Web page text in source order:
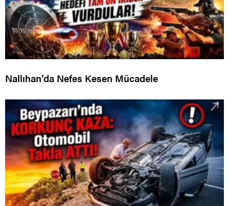
Nallıhan’da Nefes Kesen Mücadele